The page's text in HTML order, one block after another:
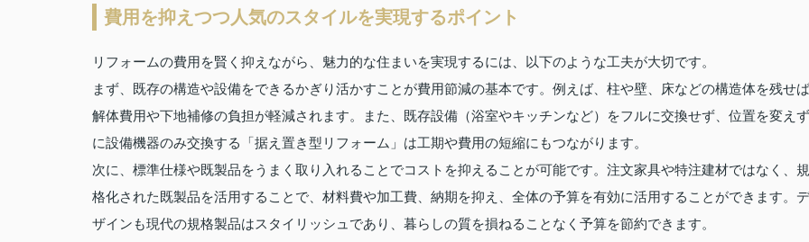
費用を抑えつつ人気のスタイルを実現するポイント
リフォームの費用を賢く抑えながら、魅力的な住まいを実現するには、以下のような工夫が大切です。
まず、既存の構造や設備をできるかぎり活かすことが費用節減の基本です。例えば、柱や壁、床などの構造体を残せば
解体費用や下地補修の負担が軽減されます。また、既存設備（浴室やキッチンなど）をフルに交換せず、位置を変えず
に設備機器のみ交換する「据え置き型リフォーム」は工期や費用の短縮にもつながります。
次に、標準仕様や既製品をうまく取り入れることでコストを抑えることが可能です。注文家具や特注建材ではなく、規
格化された既製品を活用することで、材料費や加工費、納期を抑え、全体の予算を有効に活用することができます。デ
ザインも現代の規格製品はスタイリッシュであり、暮らしの質を損ねることなく予算を節約できます。